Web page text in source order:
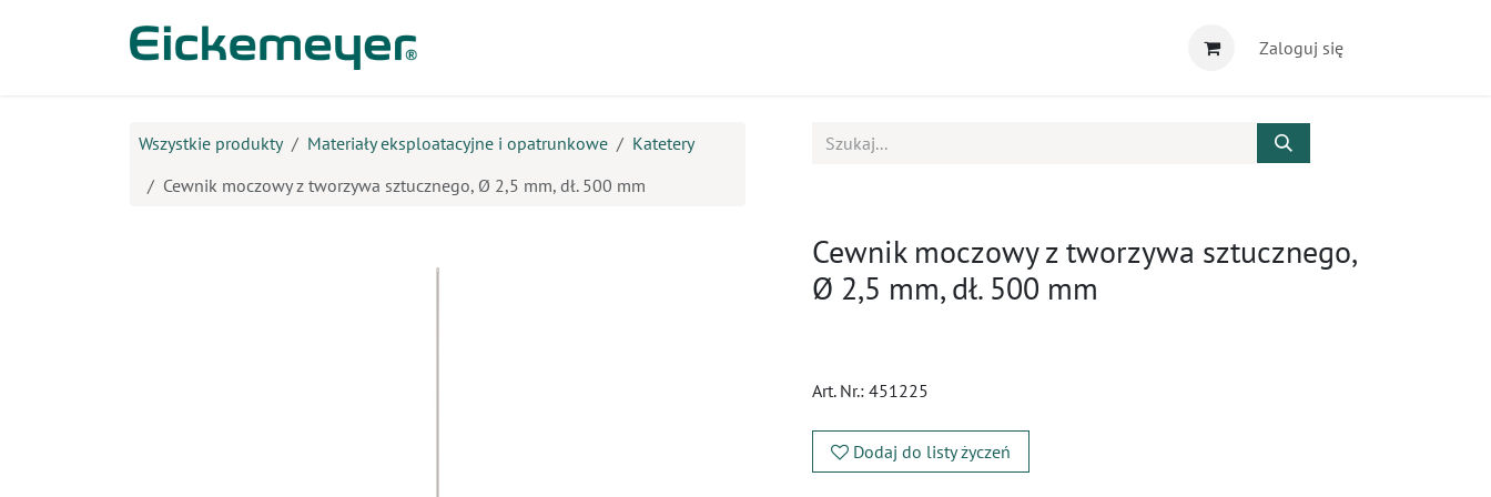
Zaloguj się
Wszystkie produkty Materiały eksploatacyjne i opatrunkowe
Katetery
Cewnik moczowy z tworzywa sztucznego, Ø 2,5 mm, dł. 500 mm
Cewnik moczowy z tworzywa sztucznego,
Ø 2,5 mm, dł. 500 mm
Art. Nr.: 451225
Dodaj do listy życzeń